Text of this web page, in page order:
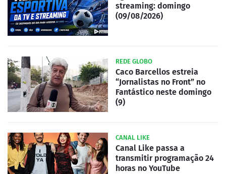
streaming: domingo
(09/08/2026)
REDE GLOBO
Caco Barcellos estreia
“Jornalistas no Front” no
Fantástico neste domingo
(9)
CANAL LIKE
Canal Like passa a
transmitir programação 24
horas no YouTube